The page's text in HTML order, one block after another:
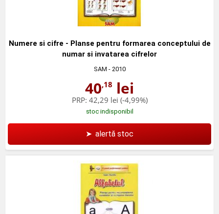
Numere si cifre - Planse pentru formarea conceptului de
numar si invatarea cifrelor
SAM - 2010
40,18 lei
PRP: 42,29 lei (-4,99%)
stoc indisponibil
➤ alertă stoc